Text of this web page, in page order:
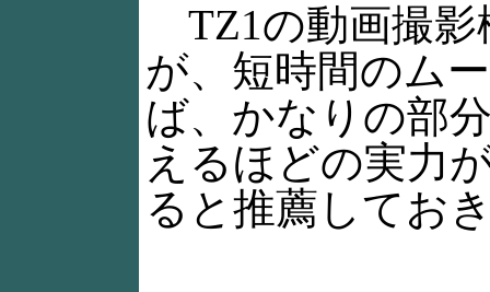
TZ1の動画撮影
が、短時間のム
ば、かなりの部
えるほどの実力
ると推薦してお